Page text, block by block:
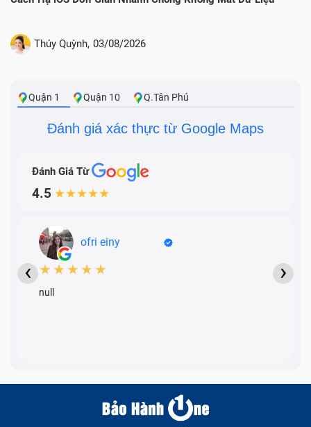
Thúy Quỳnh, 03/08/2026
Quận 1 Quận 10 Q.Tân Phú
Đánh giá xác thực từ Google Maps
Đánh Giá Từ
4.5 ★★★★★
ofri einy
★★★★★
null
‹ ›